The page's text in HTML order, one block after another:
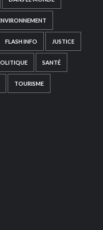
FLASH INFO JUSTICE
SANTÉ
TOURISME